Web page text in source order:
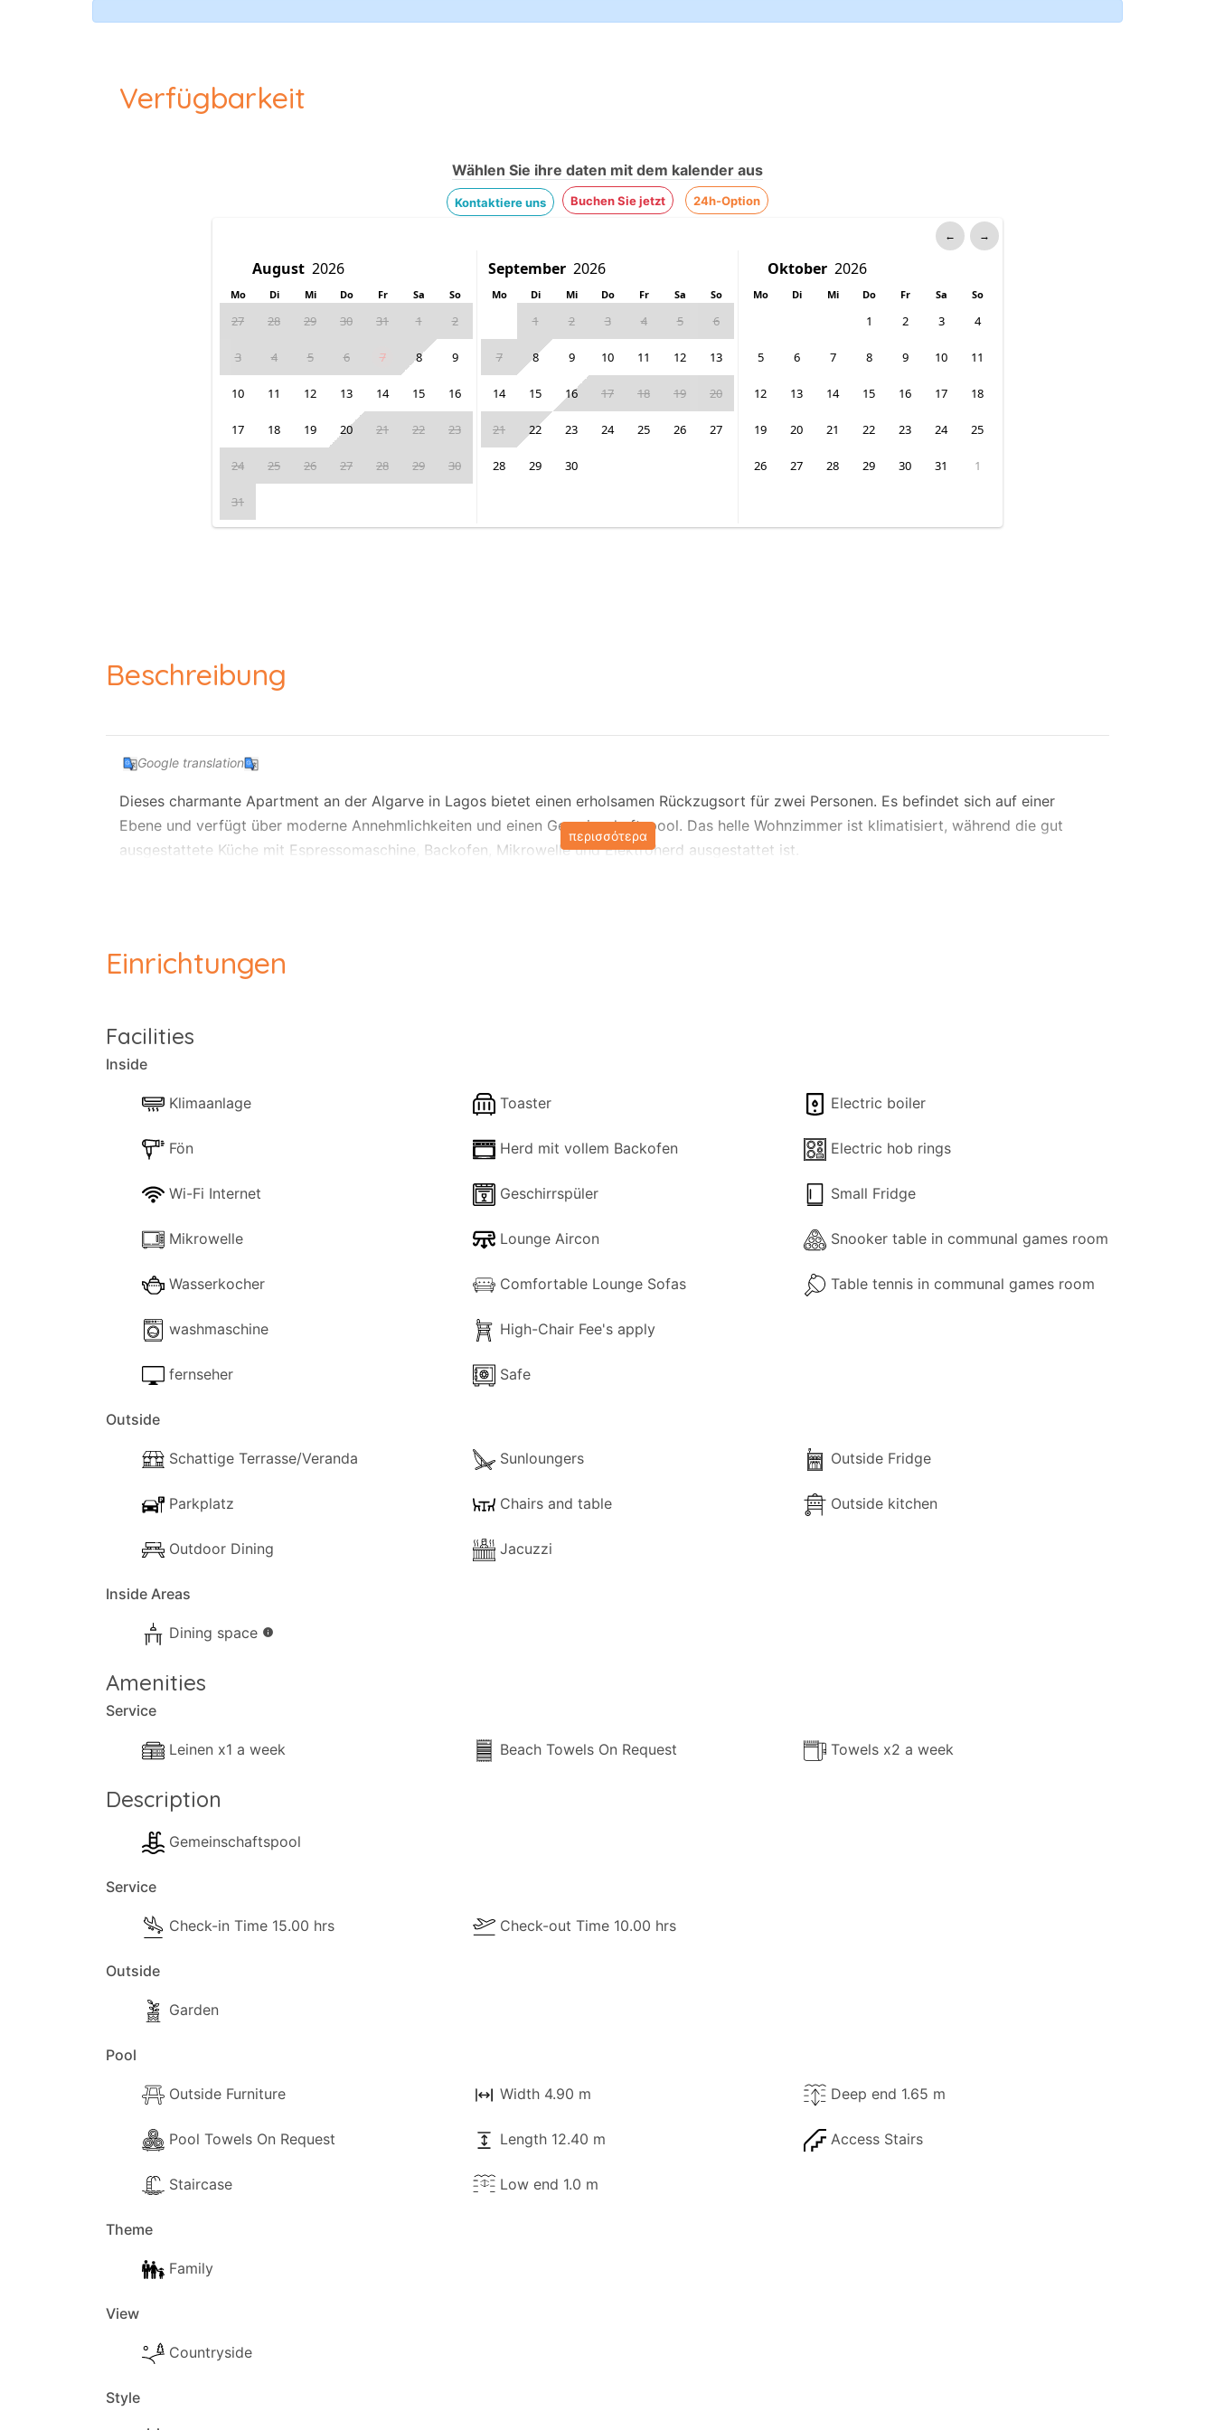
Verfügbarkeit
Wählen Sie ihre daten mit dem kalender aus
Kontaktiere uns Buchen Sie jetzt 24h-Option
← →
Mo Di Mi Do Fr Sa So
27 28 29 30 31 1 2
3 4 5 6 7 8 9
10 11 12 13 14 15 16
17 18 19 20 21 22 23
24 25 26 27 28 29 30
31
Mo Di Mi Do Fr Sa So
1 2 3 4 5 6
7 8 9 10 11 12 13
14 15 16 17 18 19 20
21 22 23 24 25 26 27
28 29 30
Mo Di Mi Do Fr Sa So
1 2 3 4
5 6 7 8 9 10 11
12 13 14 15 16 17 18
19 20 21 22 23 24 25
26 27 28 29 30 31 1
Beschreibung
Google translation
Dieses charmante Apartment an der Algarve in Lagos bietet einen erholsamen Rückzugsort für zwei Personen. Es befindet sich auf einer
Ebene und verfügt über moderne Annehmlichkeiten und einen Gemeinschaftspool. Das helle Wohnzimmer ist klimatisiert, während die gut
ausgestattete Küche mit Espressomaschine, Backofen, Mikrowelle und Elektroherd ausgestattet ist.
und der Eigentümer steht Ihnen gerne zur Verfügung. Mit Blick auf die Landschaft, den Garten und den Pool ist dies der ideale Rückzugsort
für einen ruhigen Algarve-Urlaub.
περισσότερα
Einrichtungen
Facilities
Inside
Klimaanlage
Fön
Wi-Fi Internet
Mikrowelle
Wasserkocher
washmaschine
fernseher
Toaster
Herd mit vollem Backofen
Geschirrspüler
Lounge Aircon
Comfortable Lounge Sofas
High-Chair Fee's apply
Safe
Electric boiler
Electric hob rings
Small Fridge
Snooker table in communal games room
Table tennis in communal games room
Outside
Schattige Terrasse/Veranda
Parkplatz
Outdoor Dining
Sunloungers
Chairs and table
Jacuzzi
Outside Fridge
Outside kitchen
Inside Areas
Dining space info
Amenities
Service
Leinen x1 a week Beach Towels On Request Towels x2 a week
Description
Gemeinschaftspool
Service
Check-in Time 15.00 hrs Check-out Time 10.00 hrs
Outside
Garden
Pool
Outside Furniture
Pool Towels On Request
Staircase
Width 4.90 m
Length 12.40 m
Low end 1.0 m
Deep end 1.65 m
Access Stairs
Theme
Family
View
Countryside
Style